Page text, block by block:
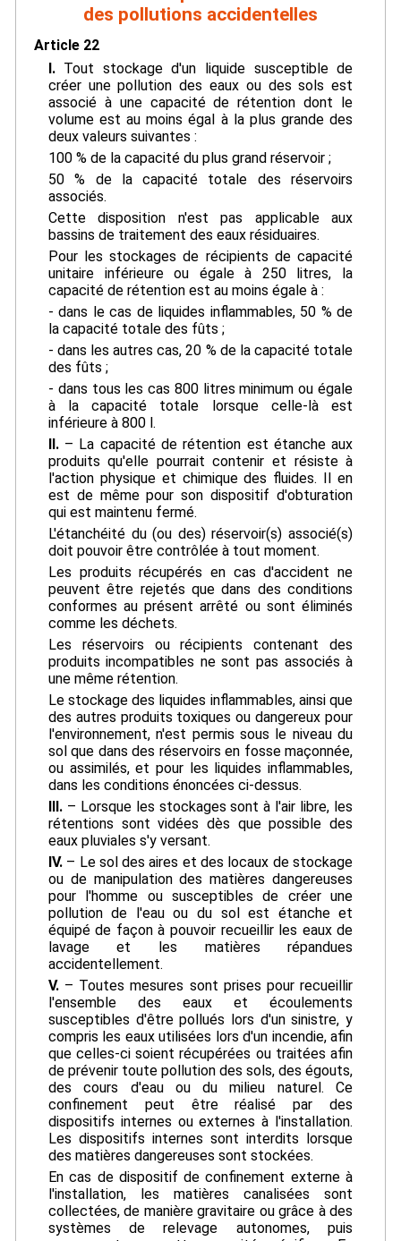
des pollutions accidentelles
Article 22
I.Tout stockage d'un liquide susceptible de
créer une pollution des eaux ou des sols est
associé à une capacité de rétention dont le
volume est au moins égal à la plus grande des
deux valeurs suivantes :
100 % de la capacité du plus grand réservoir ;
50 % de la capacité totale des réservoirs
associés.
Cette disposition n'est pas applicable aux
bassins de traitement des eaux résiduaires.
Pour les stockages de récipients de capacité
unitaire inférieure ou égale à 250 litres, la
capacité de rétention est au moins égale à :
- dans le cas de liquides inflammables, 50 % de
la capacité totale des fûts ;
- dans les autres cas, 20 % de la capacité totale
des fûts ;
- dans tous les cas 800 litres minimum ou égale
à la capacité totale lorsque celle-là est
inférieure à 800 l.
II.– La capacité de rétention est étanche aux
produits qu'elle pourrait contenir et résiste à
l'action physique et chimique des fluides. Il en
est de même pour son dispositif d'obturation
qui est maintenu fermé.
L'étanchéité du (ou des) réservoir(s) associé(s)
doit pouvoir être contrôlée à tout moment.
Les produits récupérés en cas d'accident ne
peuvent être rejetés que dans des conditions
conformes au présent arrêté ou sont éliminés
comme les déchets.
Les réservoirs ou récipients contenant des
produits incompatibles ne sont pas associés à
une même rétention.
Le stockage des liquides inflammables, ainsi que
des autres produits toxiques ou dangereux pour
l'environnement, n'est permis sous le niveau du
sol que dans des réservoirs en fosse maçonnée,
ou assimilés, et pour les liquides inflammables,
dans les conditions énoncées ci-dessus.
III.– Lorsque les stockages sont à l'air libre, les
rétentions sont vidées dès que possible des
eaux pluviales s'y versant.
IV.– Le sol des aires et des locaux de stockage
ou de manipulation des matières dangereuses
pour l'homme ou susceptibles de créer une
pollution de l'eau ou du sol est étanche et
équipé de façon à pouvoir recueillir les eaux de
lavage et les matières répandues
accidentellement.
V.– Toutes mesures sont prises pour recueillir
l'ensemble des eaux et écoulements
susceptibles d'être pollués lors d'un sinistre, y
compris les eaux utilisées lors d'un incendie, afin
que celles-ci soient récupérées ou traitées afin
de prévenir toute pollution des sols, des égouts,
des cours d'eau ou du milieu naturel. Ce
confinement peut être réalisé par des
dispositifs internes ou externes à l'installation.
Les dispositifs internes sont interdits lorsque
des matières dangereuses sont stockées.
En cas de dispositif de confinement externe à
l'installation, les matières canalisées sont
collectées, de manière gravitaire ou grâce à des
systèmes de relevage autonomes, puis